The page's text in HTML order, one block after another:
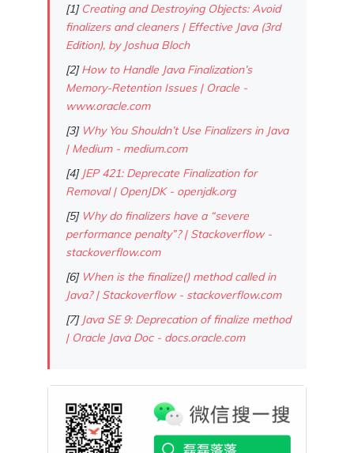
[1] Creating and Destroying Objects: Avoid
finalizers and cleaners | Effective Java (3rd
Edition), by Joshua Bloch
[2]How to Handle Java Finalization’s
Memory-Retention Issues | Oracle -
www.oracle.com
[3] Why You Shouldn’t Use Finalizers in Java
| Medium - medium.com
[4] JEP 421: Deprecate Finalization for
Removal | OpenJDK - openjdk.org
[5] Why do finalizers have a “severe
performance penalty”? | Stackoverflow -
stackoverflow.com
[6] When is the finalize() method called in
Java? | Stackoverflow - stackoverflow.com
[7] Java SE 9: Deprecation of finalize method
| Oracle Java Doc - docs.oracle.com